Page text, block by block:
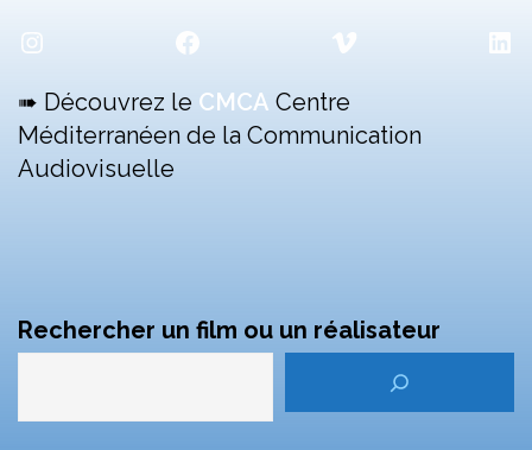
Instagram Facebook Vimeo
➠ Découvrez le CMCA Centre
Méditerranéen de la Communication
Audiovisuelle
Rechercher un film ou un réalisateur